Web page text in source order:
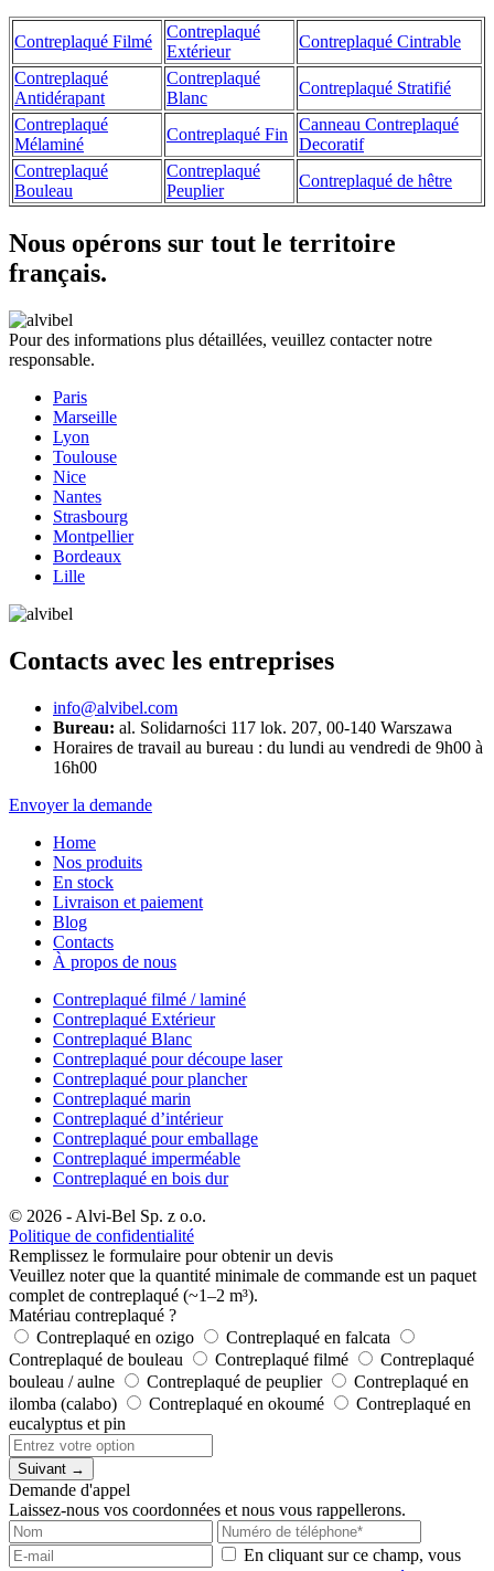
Contreplaqué Filmé
Contreplaqué
Extérieur
Contreplaqué Cintrable
Contreplaqué
Antidérapant
Contreplaqué
Blanc
Contreplaqué Stratifié
Contreplaqué
Mélaminé
Contreplaqué Fin
Canneau Contreplaqué
Decoratif
Contreplaqué
Bouleau
Contreplaqué
Peuplier
Contreplaqué de hêtre
Nous opérons sur tout le territoire
français.
Pour des informations plus détaillées, veuillez contacter notre
responsable.
Paris
Marseille
Lyon
Toulouse
Nice
Nantes
Strasbourg
Montpellier
Bordeaux
Lille
Contacts avec les entreprises
info@alvibel.com
Bureau: al. Solidarności 117 lok. 207, 00-140 Warszawa
Horaires de travail au bureau : du lundi au vendredi de 9h00 à
16h00
Envoyer la demande
Home
Nos produits
En stock
Livraison et paiement
Blog
Contacts
À propos de nous
Contreplaqué filmé / laminé
Contreplaqué Extérieur
Contreplaqué Blanc
Contreplaqué pour découpe laser
Contreplaqué pour plancher
Contreplaqué marin
Contreplaqué d’intérieur
Contreplaqué pour emballage
Contreplaqué imperméable
Contreplaqué en bois dur
© 2026 - Alvi-Bel Sp. z o.o.
Politique de confidentialité
Remplissez le formulaire pour obtenir un devis
Veuillez noter que la quantité minimale de commande est un paquet
complet de contreplaqué (~1–2 m³).
Matériau contreplaqué ?
Contreplaqué en ozigo
Contreplaqué en falcata
Contreplaqué de bouleau
Contreplaqué filmé
Contreplaqué
bouleau / aulne
Contreplaqué de peuplier
Contreplaqué en
ilomba (calabo)
Contreplaqué en okoumé
Contreplaqué en
eucalyptus et pin
Suivant →
Demande d'appel
Laissez-nous vos coordonnées et nous vous rappellerons.
En cliquant sur ce champ, vous